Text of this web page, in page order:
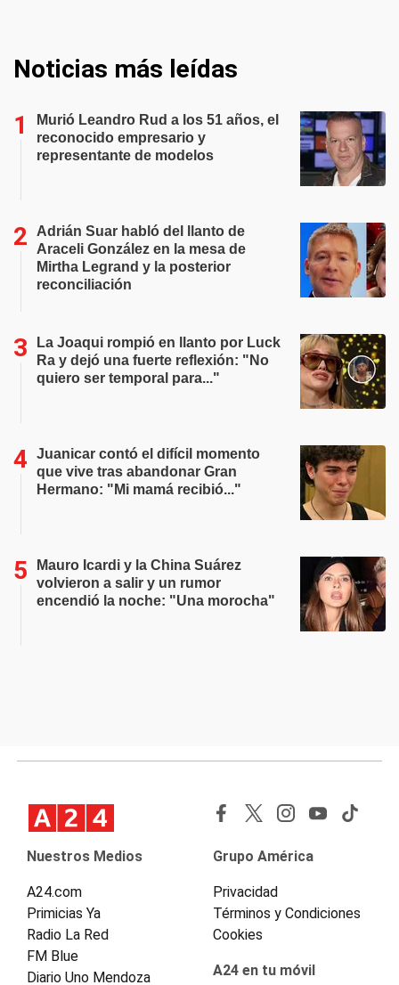
Noticias más leídas
Murió Leandro Rud a los 51 años, el
reconocido empresario y
representante de modelos
Adrián Suar habló del llanto de
Araceli González en la mesa de
Mirtha Legrand y la posterior
reconciliación
La Joaqui rompió en llanto por Luck
Ra y dejó una fuerte reflexión: "No
quiero ser temporal para..."
Juanicar contó el difícil momento
que vive tras abandonar Gran
Hermano: "Mi mamá recibió..."
Mauro Icardi y la China Suárez
volvieron a salir y un rumor
encendió la noche: "Una morocha"
Nuestros Medios
A24.com
Primicias Ya
Radio La Red
FM Blue
Diario Uno Mendoza
Grupo América
Privacidad
Términos y Condiciones
Cookies
A24 en tu móvil